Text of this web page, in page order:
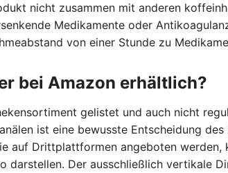
nicht zusammen mit anderen
Medikamente oder
von einer Stunde zu
bei Amazon erhältlich?
gelistet und auch nicht
ist eine bewusste Entscheidung
auf Drittplattformen angeboten
darstellen. Der ausschließlich vertikale